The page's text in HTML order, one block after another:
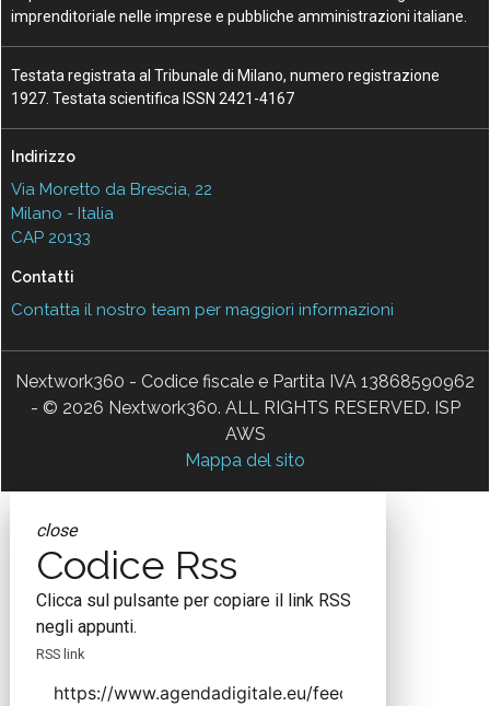
imprenditoriale nelle imprese e pubbliche amministrazioni italiane.
Testata registrata al Tribunale di Milano, numero registrazione
1927. Testata scientifica ISSN 2421-4167
Indirizzo
Via Moretto da Brescia, 22
Milano - Italia
CAP 20133
Contatti
Contatta il nostro team per maggiori informazioni
Nextwork360 - Codice fiscale e Partita IVA 13868590962
- © 2026 Nextwork360. ALL RIGHTS RESERVED. ISP
AWS
Mappa del sito
close
Codice Rss
Clicca sul pulsante per copiare il link RSS
negli appunti.
RSS link